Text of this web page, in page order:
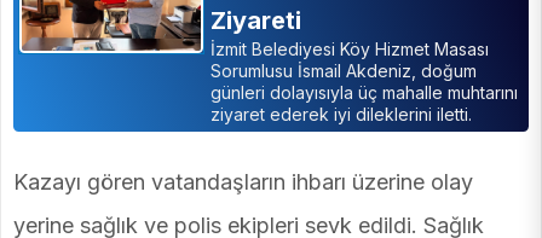
Ziyareti
İzmit Belediyesi Köy Hizmet Masası
Sorumlusu İsmail Akdeniz, doğum
günleri dolayısıyla üç mahalle muhtarını
ziyaret ederek iyi dileklerini iletti.
Kazayı gören vatandaşların ihbarı üzerine olay
yerine sağlık ve polis ekipleri sevk edildi. Sağlık